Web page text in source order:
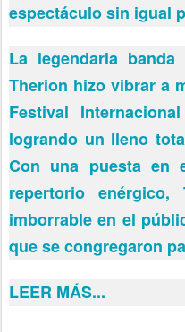
espectáculo sin igual
La legendaria
Therion hizo vibrar a
Festival
logrando un lleno
Con una puesta en
repertorio
imborrable en el
que se congregaron
LEER MÁS...